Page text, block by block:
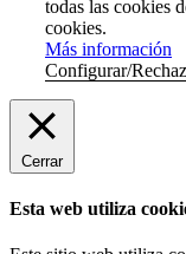
todas las cookies
cookies.
Más información
Configurar/
Cerrar
Esta web utiliza